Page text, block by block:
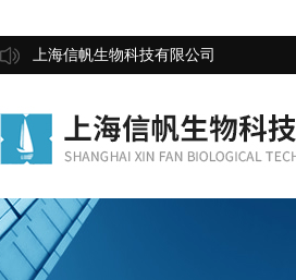
上海信帆生物科技有限公司